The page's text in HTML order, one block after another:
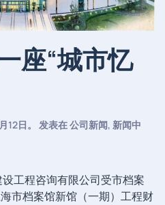
座“城市忆
12日。 发表在公司新闻, 新闻中
工程咨询有限公司受市档案
市档案馆新馆（一期）工程财